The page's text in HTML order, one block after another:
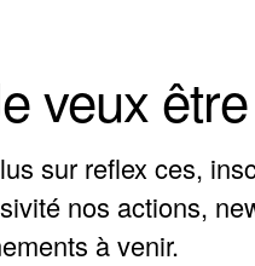
veux
sur reflex ces,
nos actions,
à venir.